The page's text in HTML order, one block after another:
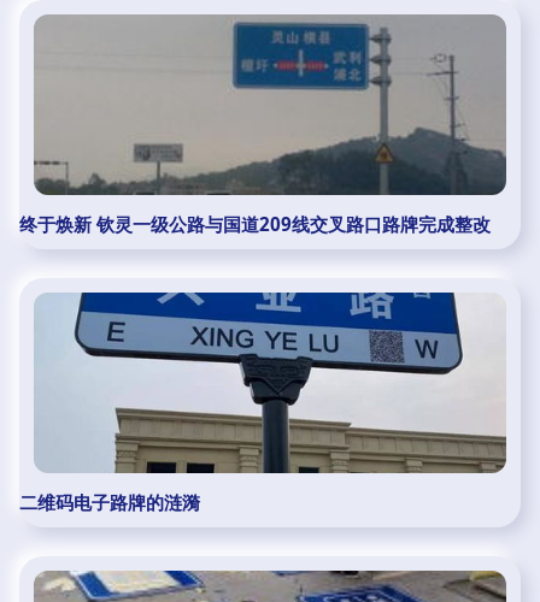
终于焕新 钦灵一级公路与国道209线交叉路口路牌完成整改
二维码电子路牌的涟漪